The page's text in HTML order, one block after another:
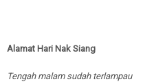
Alamat Hari Nak Siang
Tengah malam sudah terlampau